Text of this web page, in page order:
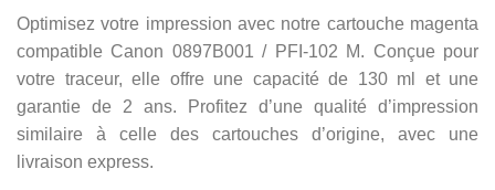
Optimisez votre impression avec notre cartouche magenta
compatible Canon 0897B001 / PFI-102 M. Conçue pour
votre traceur, elle offre une capacité de 130 ml et une
garantie de 2 ans. Profitez d’une qualité d’impression
similaire à celle des cartouches d’origine, avec une
livraison express.